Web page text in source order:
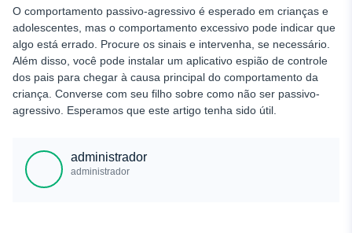
O comportamento passivo-agressivo é esperado em crianças e
adolescentes, mas o comportamento excessivo pode indicar que
algo está errado. Procure os sinais e intervenha, se necessário.
Além disso, você pode instalar um aplicativo espião de controle
dos pais para chegar à causa principal do comportamento da
criança. Converse com seu filho sobre como não ser passivo-
agressivo. Esperamos que este artigo tenha sido útil.
administrador
administrador